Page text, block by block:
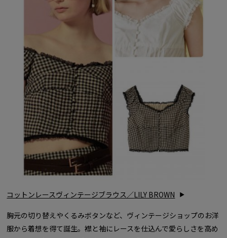
コットンレースヴィンテージブラウス／LILY BROWN
胸元の切り替えやくるみボタンなど、ヴィンテージショップのお洋
服から着想を得て誕生。襟と袖にレースを仕込んで愛らしさを高め